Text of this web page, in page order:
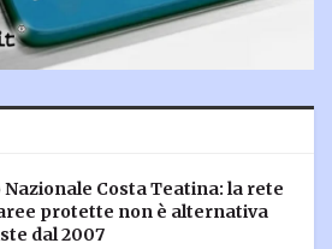
Nazionale Costa Teatina: la rete
protette non è alternativa
dal 2007